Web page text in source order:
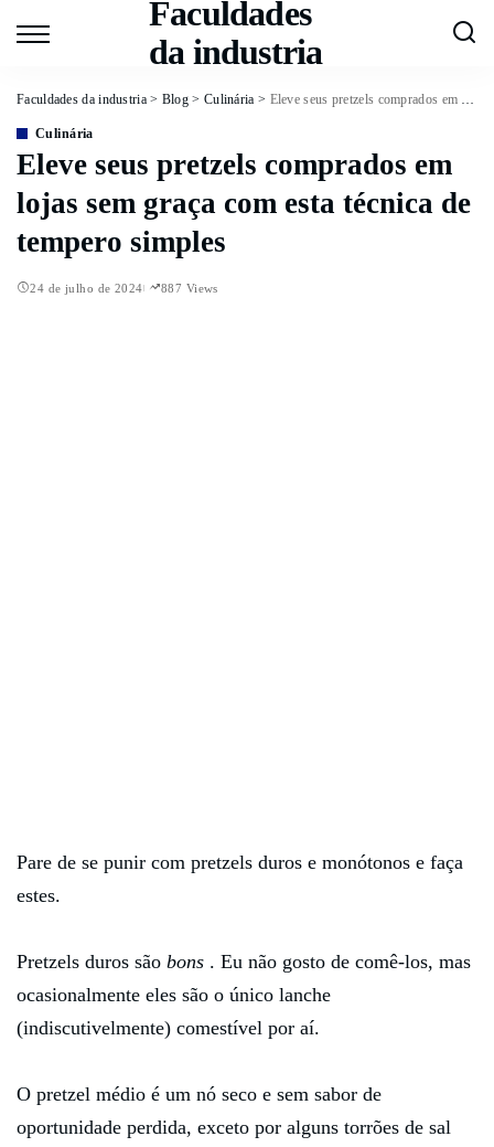
Faculdades
da industria
Faculdades da industria> Blog > Culinária > Eleve seus pretzels comprados em lojas sem graça com esta técnica de tempero simples
Culinária
Eleve seus pretzels comprados em
lojas sem graça com esta técnica de
tempero simples
24 de julho de 2024 887 Views
Pare de se punir com pretzels duros e monótonos e faça
estes.
Pretzels duros são bons . Eu não gosto de comê-los, mas
ocasionalmente eles são o único lanche
(indiscutivelmente) comestível por aí.
O pretzel médio é um nó seco e sem sabor de
oportunidade perdida, exceto por alguns torrões de sal